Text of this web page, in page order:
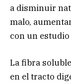
a disminuir
malo,
con un estudio
La fibra
en el tracto